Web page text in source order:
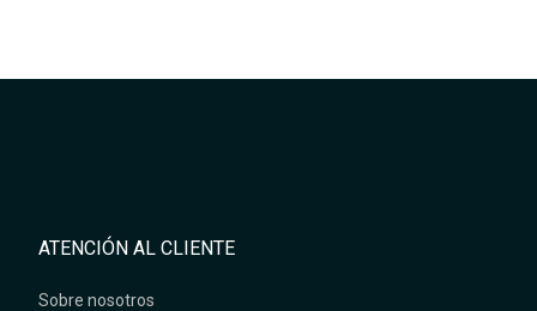
ATENCIÓN AL CLIENTE
Sobre nosotros